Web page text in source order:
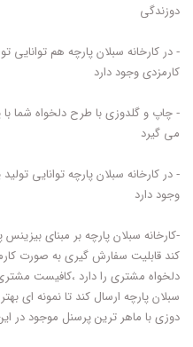
دوزندگی
- در کارخانه سبلان پارچه هم
کارمزدی وجود دارد
- چاپ و گلدوزی با طرح دلخواه شما
می گیرد
- در کارخانه سبلان پارچه توانایی
وجود دارد
-کارخانه سبلان پارچه بر مبنای
کند قابلیت سفارش گیری به صورت
دلخواه مشتری را دارد ،کافیست
سبلان پارچه ارسال کند تا نمونه ای
دوزی با ماهر ترین پرسنل موجود در